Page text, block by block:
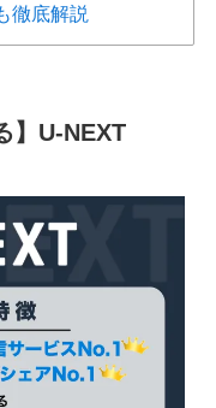
徹底解説
】U-NEXT